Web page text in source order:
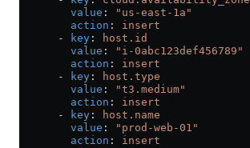
        value
:
"us-east-1a"
        action
: insert
      -
key :
host.id
        value
:
"i-0abc123def456789"
        action
: insert
      -
key :
host.type
        value
:
"t3.medium"
        action
: insert
      -
key :
host.name
        value
:
"prod-web-01"
        action
: insert